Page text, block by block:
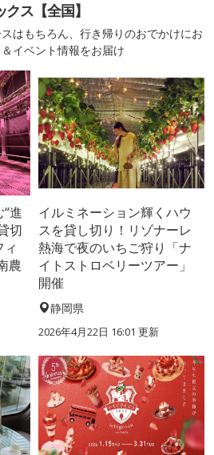
ス【全国】
はもちろん、行き帰りのおでかけにお
イベント情報をお届け
進
切
農
イルミネーション輝くハウ
スを貸し切り！リゾナーレ
熱海で夜のいちご狩り「ナ
イトストロベリーツアー」
開催
静岡県
2026年4月22日 16:01 更新